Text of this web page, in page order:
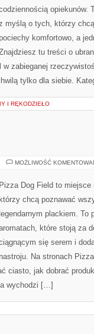
opiekunów.
myślą o tych, którzy
komfortowo, a
tu treści o
zabieganej
tylko dla siebie.
I RĘKODZIEŁO
MOŻLIWOŚĆ
Pizza Dog Field to
którzy chcą poznawać
legendarnym plackiem. To
które stoją za
się serem i
nastroju. Na stronach
ciasto, jak dobrać
wychodzi […]